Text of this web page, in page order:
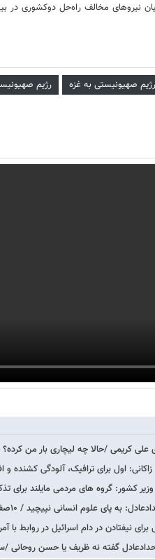
نیروهای مخالف راه‌حل دوکشوری در
صهیونیستی به غزه رژیم
علی کریمی /حالا چه لیچاری بار من
اول برای ترافیک، آلودگی کشنده و
کشور: گروه های مردمی مایلند برای
به پای علوم انسانی نپیچید / ۱۰صفحه مطلب بنویسید…
نیفتادن در دام اسرائیل در روابط با
حدادعادل گفته نه ظریف یا حسن